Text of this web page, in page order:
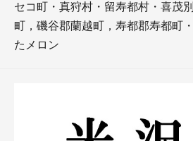
セコ町・真狩村・留寿都村・喜茂
町，磯谷郡蘭越町，寿都郡寿都町
たメロン